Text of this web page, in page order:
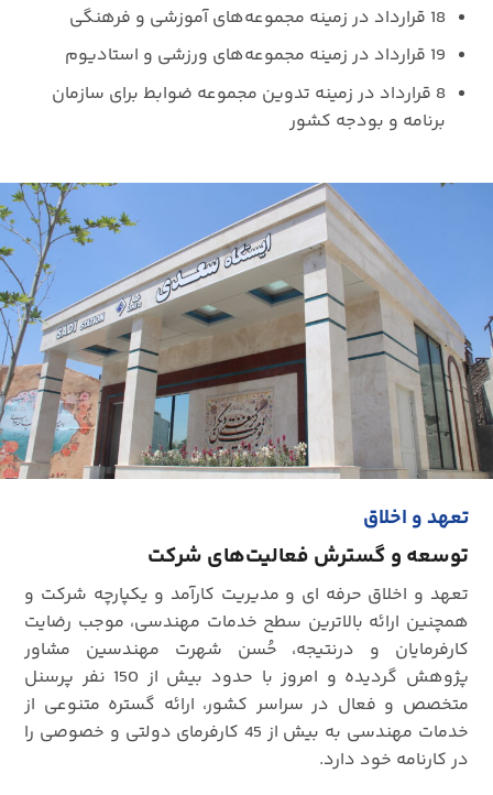
18 قرارداد در زمینه مجموعه‌های آموزشی و فرهنگی
19 قرارداد در زمینه مجموعه‌های ورزشی و استادیوم
8 قرارداد در زمینه تدوین مجموعه ضوابط برای سازمان
برنامه و بودجه کشور
تعهد و اخلاق
توسعه و گسترش فعالیت‌‎های شرکت
تعهد و اخلاق حرفه ای و مدیریت کارآمد و یکپارچه شرکت و
همچنین ارائه بالاترین سطح خدمات مهندسی، موجب رضایت
کارفرمایان و درنتیجه، حُسن شهرت مهندسین مشاور
پژوهش گردیده و امروز با حدود بیش از 150 نفر پرسنل
متخصص و فعال در سراسر کشور، ارائه گستره متنوعی از
خدمات مهندسی به بیش از 45 کارفرمای دولتی و خصوصی را
در کارنامه خود دارد.